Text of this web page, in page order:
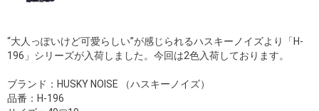
“大人っぽいけど可愛らしい”が感じられるハスキーノイズより「H-
196」シリーズが入荷しました。今回は2色入荷しております。
ブランド：HUSKY NOISE （ハスキーノイズ）
品番：H-196